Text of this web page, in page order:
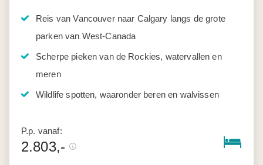
Reis van Vancouver naar Calgary langs de grote
parken van West-Canada
Scherpe pieken van de Rockies, watervallen en
meren
Wildlife spotten, waaronder beren en walvissen
P.p. vanaf:
2.803,-